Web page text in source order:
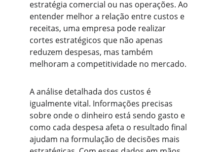
estratégia comercial ou nas operações. Ao
entender melhor a relação entre custos e
receitas, uma empresa pode realizar
cortes estratégicos que não apenas
reduzem despesas, mas também
melhoram a competitividade no mercado.
A análise detalhada dos custos é
igualmente vital. Informações precisas
sobre onde o dinheiro está sendo gasto e
como cada despesa afeta o resultado final
ajudam na formulação de decisões mais